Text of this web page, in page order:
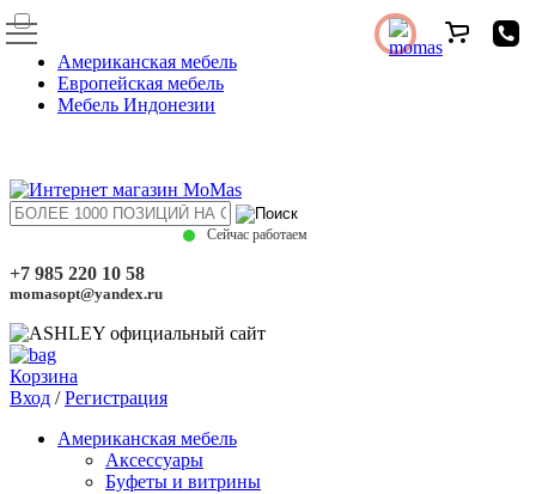
Американская мебель
Европейская мебель
Мебель Индонезии
Сейчас работаем
+7 985 220 10 58
momasopt@yandex.ru
Корзина
Вход /Регистрация
Американская мебель
Аксессуары
Буфеты и витрины